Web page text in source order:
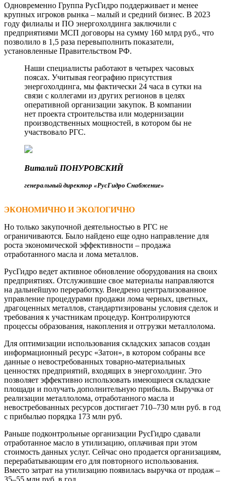
Одновременно Группа РусГидро поддерживает и менее
крупных игроков рынка – малый и средний бизнес. В 2023
году филиалы и ПО энергохолдинга заключили с
предприятиями МСП договоры на сумму 160 млрд руб., что
позволило в 1,5 раза перевыполнить показатели,
установленные Правительством РФ.
Наши специалисты работают в четырех часовых
поясах. Учитывая географию присутствия
энергохолдинга, мы фактически 24 часа в сутки на
связи с коллегами из других регионов в целях
оперативной организации закупок. В компании
нет проекта строительства или модернизации
производственных мощностей, в котором бы не
участвовало РГС.
Виталий ПОНУРОВСКИЙ
генеральный директор «РусГидро Снабжение»
ЭКОНОМИЧНО И ЭКОЛОГИЧНО
Но только закупочной деятельностью в РГС не
ограничиваются. Было найдено еще одно направление для
роста экономической эффективности – продажа
отработанного масла и лома металлов.
РусГидро ведет активное обновление оборудования на своих
предприятиях. Отслужившие свое материалы направляются
на дальнейшую переработку. Внедрено централизованное
управление процедурами продажи лома черных, цветных,
драгоценных металлов, стандартизированы условия сделок и
требования к участникам процедур. Контролируются
процессы образования, накопления и отгрузки металлолома.
Для оптимизации использования складских запасов создан
информационный ресурс «Затон», в котором собраны все
данные о невостребованных товарно-материальных
ценностях предприятий, входящих в энергохолдинг. Это
позволяет эффективно использовать имеющиеся складские
площади и получать дополнительную прибыль. Выручка от
реализации металлолома, отработанного масла и
невостребованных ресурсов достигает 710–730 млн руб. в год
с прибылью порядка 173 млн руб.
Раньше подконтрольные организации РусГидро сдавали
отработанное масло в утилизацию, оплачивая при этом
стоимость данных услуг. Сейчас оно продается организациям,
перерабатывающим его для повторного использования.
Вместо затрат на утилизацию появилась выручка от продаж –